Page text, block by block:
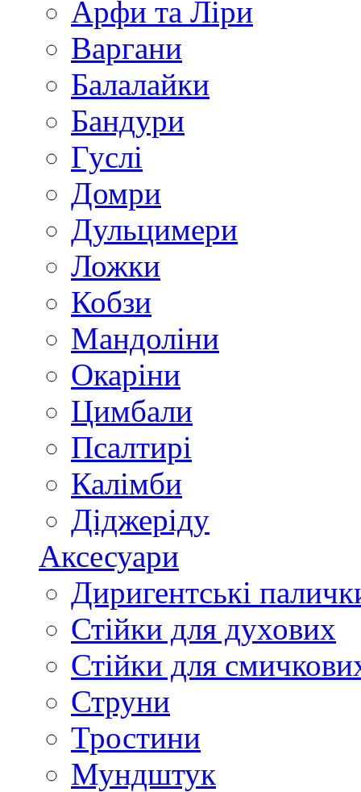
Арфи та Ліри
Варгани
Балалайки
Бандури
Гуслі
Домри
Дульцимери
Ложки
Кобзи
Мандоліни
Окаріни
Цимбали
Псалтирі
Калімби
Діджеріду
Аксесуари
Диригентські
Стійки для духових
Стійки для
Струни
Тростини
Мундштук